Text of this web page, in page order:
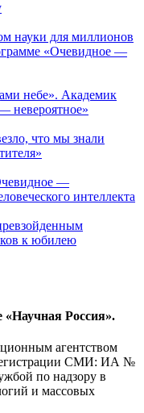
науки для миллионов
«Очевидное —
небе». Академик
невероятное»
что мы знали
—
интеллекта
к юбилею
«Научная Россия».
агентством
регистрации СМИ: ИА №
по надзору в
и массовых